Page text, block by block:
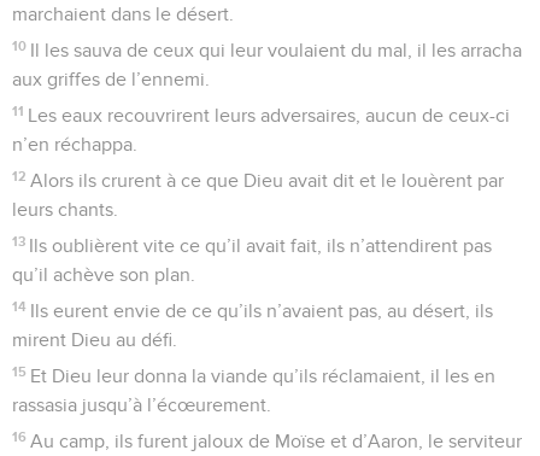
marchaient dans le désert.
10 Il les sauva de ceux qui leur voulaient du mal, il les arracha
aux griffes de l’ennemi.
11 Les eaux recouvrirent leurs adversaires, aucun de ceux-ci
n’en réchappa.
12 Alors ils crurent à ce que Dieu avait dit et le louèrent par
leurs chants.
13 Ils oublièrent vite ce qu’il avait fait, ils n’attendirent pas
qu’il achève son plan.
14 Ils eurent envie de ce qu’ils n’avaient pas, au désert, ils
mirent Dieu au défi.
15 Et Dieu leur donna la viande qu’ils réclamaient, il les en
rassasia jusqu’à l’écœurement.
16 Au camp, ils furent jaloux de Moïse et d’Aaron, le serviteur